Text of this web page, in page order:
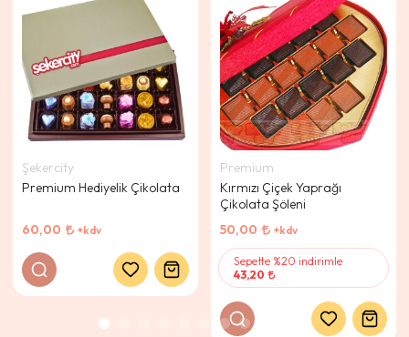
Şekercity
Premium Hediyelik Çikolata
60,00 +kdv
Premium
Kırmızı Çiçek Yaprağı
Çikolata Şöleni
50,00
+kdv
Sepette %20 indirimle
43,20